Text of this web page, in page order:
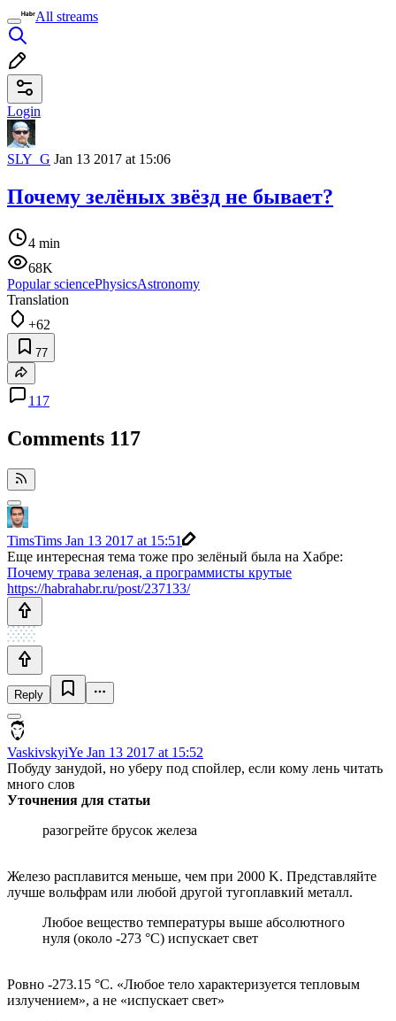
All streams
Login
SLY_G Jan 13 2017 at 15:06
Почему зелёных звёзд не бывает?
4 min
68K
Popular sciencePhysicsAstronomy
Translation
+62
77
117
Comments 117
TimsTims Jan 13 2017 at 15:51
Еще интересная тема тоже про зелёный была на Хабре:
Почему трава зеленая, а программисты крутые
https://habrahabr.ru/post/237133/
Reply
VaskivskyiYe Jan 13 2017 at 15:52
Побуду занудой, но уберу под спойлер, если кому лень читать
много слов
Уточнения для статьи
разогрейте брусок железа
Железо расплавится меньше, чем при 2000 K. Представляйте
лучше вольфрам или любой другой тугоплавкий металл.
Любое вещество температуры выше абсолютного
нуля (около -273 °C) испускает свет
Ровно -273.15 °С. «Любое тело характеризуется тепловым
излучением», а не «испускает свет»